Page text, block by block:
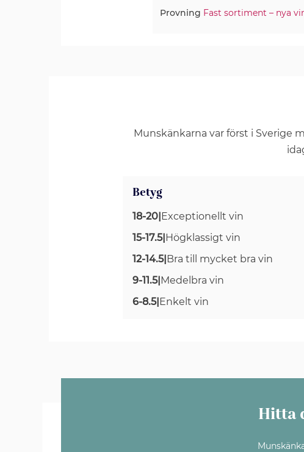
Provning Fast sortiment – nya
Munskänkarna var först i Sverige
Betyg
18-20|Exceptionellt vin
15-17.5|Högklassigt vin
12-14.5|Bra till mycket bra vin
9-11.5|Medelbra vin
6-8.5|Enkelt vin
Hitta